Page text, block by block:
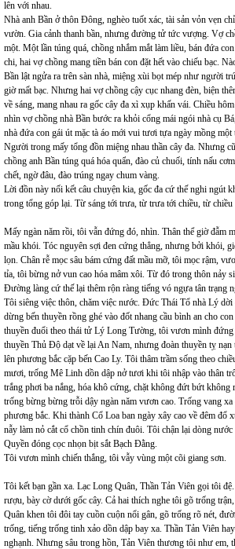
lên với nhau.
Nhà anh Bần ở thôn Đông, nghèo tuốt xác, tài sản vỏn vẹn
vườn. Gia cảnh thanh bần, nhưng đường tử tức vượng. Vợ
một. Một lần túng quá, chồng nhắm mắt làm liều, bán đứa
chi, hai vợ chồng mang tiền bán con đặt hết vào chiếu bạc.
Bần lật ngửa ra trên sàn nhà, miệng xùi bọt mép như người
giờ mất bạc. Nhưng hai vợ chồng cậy cục nhang đèn, biện
về sáng, mang nhau ra gốc cây đa xì xụp khấn vái. Chiều
nhìn vợ chồng nhà Bần bước ra khỏi cổng mái ngói nhà cụ
nhà đứa con gái út mặc tà áo mới vui tươi tựa ngày mồng một
Người trong mấy tổng đồn miệng nhau thần cây đa. Nhưng
chồng anh Bần túng quá hóa quẩn, đào củ chuối, tính nấu
chết, ngờ đâu, đào trúng ngay chum vàng.
Lời đồn này nối kết câu chuyện kia, gốc đa cứ thế nghi ngút
trong tổng góp lại. Từ sáng tới trưa, từ trưa tới chiều, từ
Mấy ngàn năm rồi, tôi vẫn đứng đó, nhìn. Thân thể giờ đẫm
mầu khói. Tóc nguyên sợi đen cứng thẳng, nhưng bởi khói,
lọn. Chân rễ mọc sâu bám cứng đất mầu mỡ, tôi mọc rậm,
tỉa, tôi bừng nở vun cao hóa mâm xôi. Từ đó trong thôn nảy
Đường làng cứ thế lại thêm rộn ràng tiếng vó ngựa tân trạng
Tôi siêng việc thôn, chăm việc nước. Đức Thái Tổ nhà Lý dời
dừng bến thuyền rồng ghé vào đốt nhang cầu bình an cho
thuyền đuổi theo thái tử Lý Long Tường, tôi vươn mình đứng
thuyền Thủ Độ dạt về lại An Nam, nhưng đoàn thuyền tỵ nạn
lên phương bắc cặp bến Cao Ly. Tôi thâm trầm sống theo
mươi, trống Mê Linh dồn dập nở tươi khi tôi nhập vào thân
trắng phơi ba nắng, hóa khô cứng, chặt không đứt bứt
trống bừng bừng trỗi dậy ngàn năm vươn cao. Trống vang
phương bắc. Khi thành Cổ Loa ban ngày xây cao về đêm đổ
nẫy làm nỏ cắt cổ chồn tinh chín đuôi. Tôi chận lại dòng
Quyền đóng cọc nhọn bịt sắt Bạch Đằng.
Tôi vươn mình chiến thắng, tôi vẫy vùng một cõi giang sơn.
Tôi kết bạn gần xa. Lạc Long Quân, Thần Tản Viên gọi tôi
rượu, bày cờ dưới gốc cây. Cả hai thích nghe tôi gõ trống
Quân khen tôi đôi tay cuồn cuộn nổi gân, gõ trống rõ nét,
trống, tiếng trống tinh xảo dồn dập bay xa. Thần Tản Viên
nghạnh. Nhưng sâu trong hồn, Tản Viên thương tôi như em,